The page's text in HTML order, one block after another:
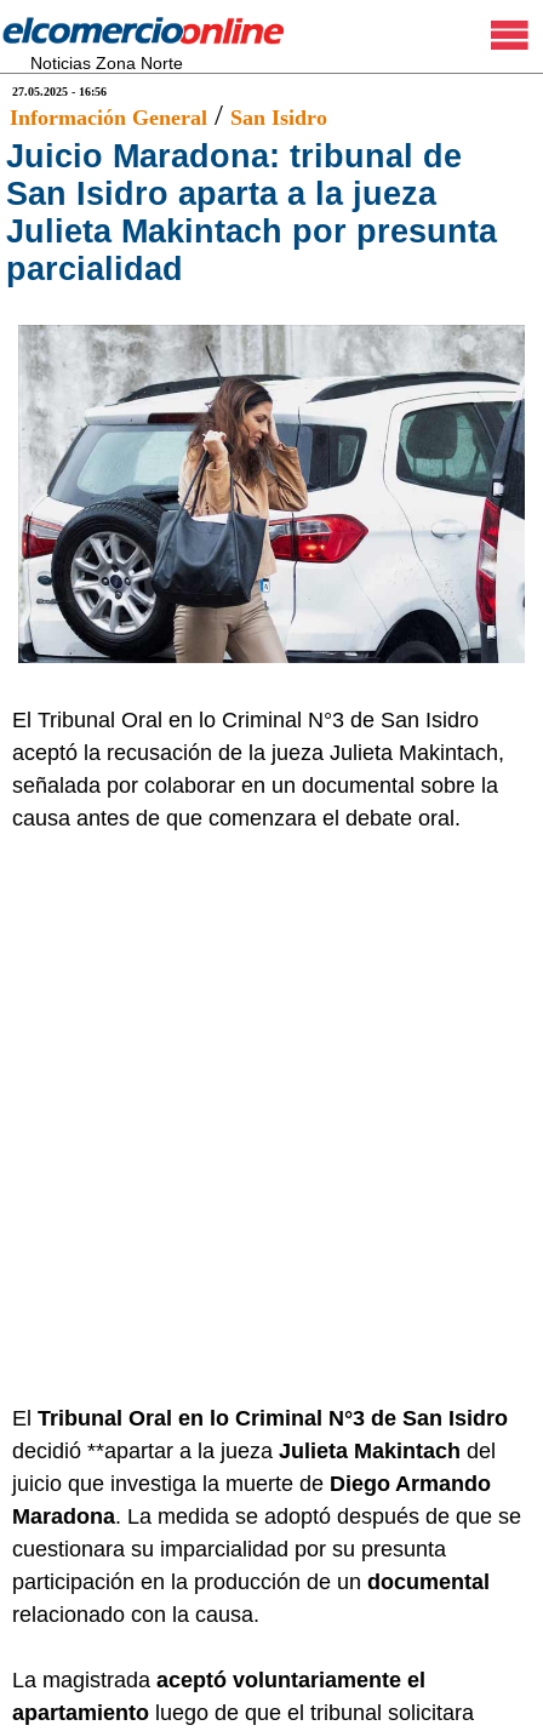
Noticias Zona Norte
27.05.2025 - 16:56
Información General / San Isidro
Juicio Maradona: tribunal de
San Isidro aparta a la jueza
Julieta Makintach por presunta
parcialidad
El Tribunal Oral en lo Criminal N°3 de San Isidro
aceptó la recusación de la jueza Julieta Makintach,
señalada por colaborar en un documental sobre la
causa antes de que comenzara el debate oral.
El Tribunal Oral en lo Criminal N°3 de San Isidro
decidió **apartar a la jueza Julieta Makintach del
juicio que investiga la muerte de Diego Armando
Maradona. La medida se adoptó después de que se
cuestionara su imparcialidad por su presunta
participación en la producción de un documental
relacionado con la causa.
La magistrada aceptó voluntariamente el
apartamiento luego de que el tribunal solicitara